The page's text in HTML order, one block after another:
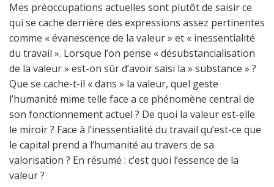
Mes préoccupations actuelles sont plutôt de saisir ce
qui se cache derrière des expressions assez pertinentes
comme « évanescence de la valeur » et « inessentialité
du travail ». Lorsque l’on pense « désubstancialisation
de la valeur » est-on sûr d’avoir saisi la » substance » ?
Que se cache-t-il « dans » la valeur, quel geste
l’humanité mime telle face a ce phénomène central de
son fonctionnement actuel ? De quoi la valeur est-elle
le miroir ? Face à l’inessentialité du travail qu’est-ce que
le capital prend a l’humanité au travers de sa
valorisation ? En résumé : c’est quoi l’essence de la
valeur ?